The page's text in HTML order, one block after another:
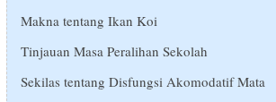
Makna tentang Ikan Koi
Tinjauan Masa Peralihan Sekolah
Sekilas tentang Disfungsi Akomodatif Mata